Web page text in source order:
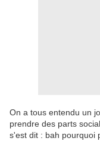
On a tous entendu un
prendre des parts
s'est dit : bah pourquoi